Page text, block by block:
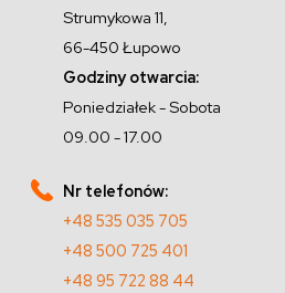
Strumykowa 11,
66-450 Łupowo
Godziny otwarcia:
Poniedziałek - Sobota
09.00 - 17.00
Nr telefonów:
+48 535 035 705
+48 500 725 401
+48 95 722 88 44